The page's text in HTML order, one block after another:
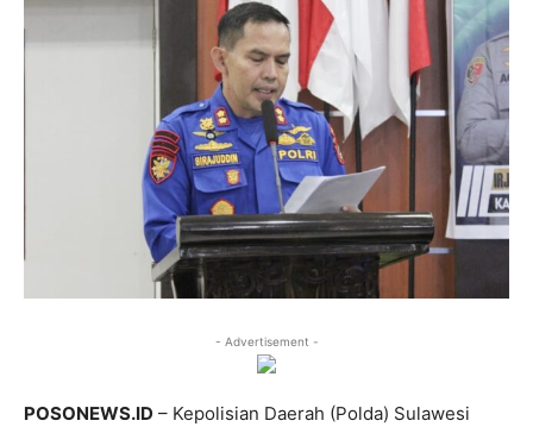
- Advertisement -
POSONEWS.ID – Kepolisian Daerah (Polda) Sulawesi